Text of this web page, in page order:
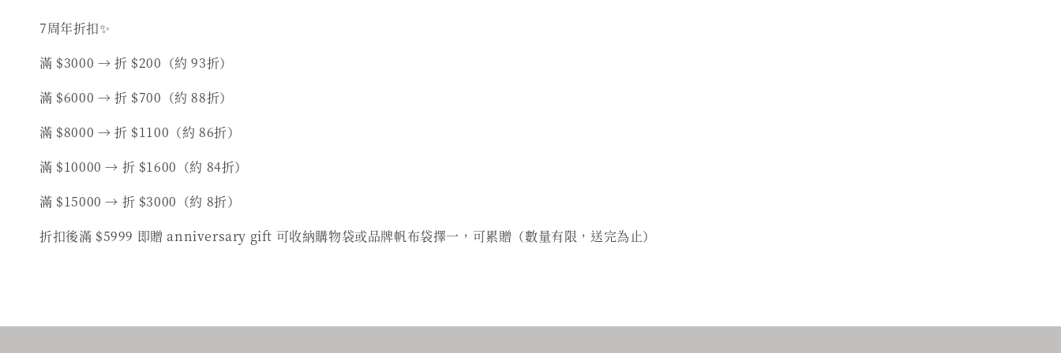
7周年折扣✨️
滿 $3000 → 折 $200（約 93折）
滿 $6000 → 折 $700（約 88折）
滿 $8000 → 折 $1100（約 86折）
滿 $10000 → 折 $1600（約 84折）
滿 $15000 → 折 $3000（約 8折）
折扣後滿 $5999 即贈 anniversary gift 可收納購物袋或品牌帆布袋擇一，可累贈（數量有限，送完為止）